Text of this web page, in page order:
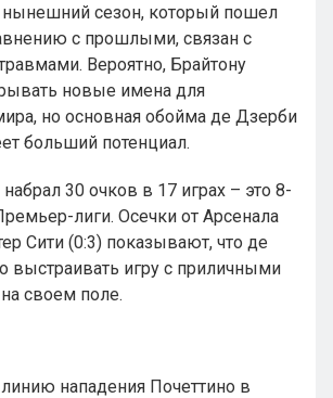
нынешний сезон, который пошел
с прошлыми, связан с
Вероятно, Брайтону
новые имена для
но основная обойма де Дзерби
больший потенциал.
30 очков в 17 играх – это 8-
лиги. Осечки от Арсенала
Сити (0:3) показывают, что де
выстраивать игру с приличными
своем поле.
нападения Почеттино в